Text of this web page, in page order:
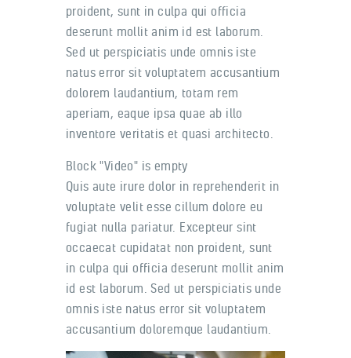
proident, sunt in culpa qui officia
deserunt mollit anim id est laborum.
Sed ut perspiciatis unde omnis iste
natus error sit voluptatem accusantium
dolorem laudantium, totam rem
aperiam, eaque ipsa quae ab illo
inventore veritatis et quasi architecto.
Block "Video" is empty
Quis aute irure dolor in reprehenderit in
voluptate velit esse cillum dolore eu
fugiat nulla pariatur. Excepteur sint
occaecat cupidatat non proident, sunt
in culpa qui officia deserunt mollit anim
id est laborum. Sed ut perspiciatis unde
omnis iste natus error sit voluptatem
accusantium doloremque laudantium.